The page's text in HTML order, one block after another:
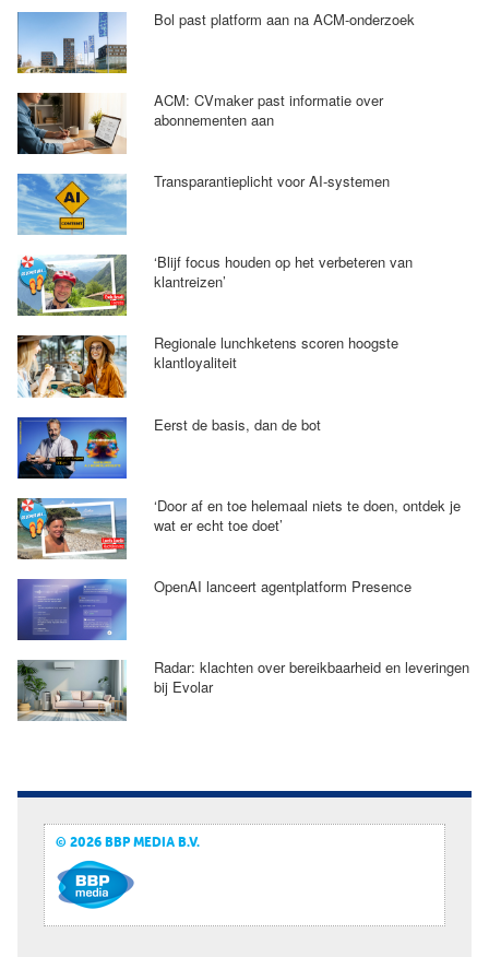
Bol past platform aan na ACM-onderzoek
ACM: CVmaker past informatie over
abonnementen aan
Transparantieplicht voor AI-systemen
‘Blijf focus houden op het verbeteren van
klantreizen’
Regionale lunchketens scoren hoogste
klantloyaliteit
Eerst de basis, dan de bot
‘Door af en toe helemaal niets te doen, ontdek je
wat er echt toe doet’
OpenAI lanceert agentplatform Presence
Radar: klachten over bereikbaarheid en leveringen
bij Evolar
© 2026 BBP MEDIA B.V.